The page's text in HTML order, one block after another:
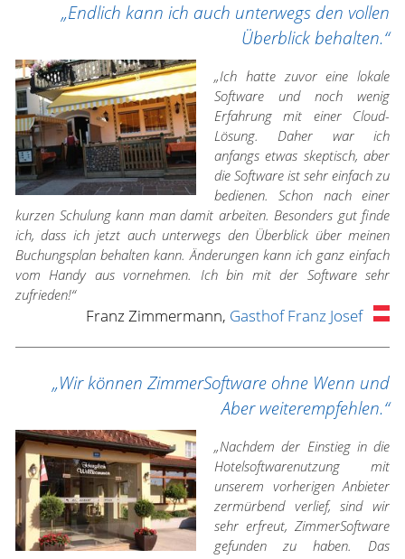
„Endlich kann ich auch unterwegs den vollen
Überblick behalten.“
„Ich hatte zuvor eine lokale
Software und noch wenig
Erfahrung mit einer Cloud-
Lösung. Daher war ich
anfangs etwas skeptisch, aber
die Software ist sehr einfach zu
bedienen. Schon nach einer
kurzen Schulung kann man damit arbeiten. Besonders gut finde
ich, dass ich jetzt auch unterwegs den Überblick über meinen
Buchungsplan behalten kann. Änderungen kann ich ganz einfach
vom Handy aus vornehmen. Ich bin mit der Software sehr
zufrieden!“
Franz Zimmermann, Gasthof Franz Josef
„Wir können ZimmerSoftware ohne Wenn und
Aber weiterempfehlen.“
„Nachdem der Einstieg in die
Hotelsoftwarenutzung mit
unserem vorherigen Anbieter
zermürbend verlief, sind wir
sehr erfreut, ZimmerSoftware
gefunden zu haben. Das